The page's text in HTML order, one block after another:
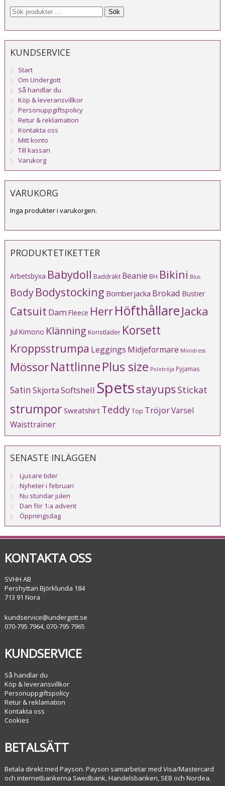
Sök
KUNDSERVICE
Start
Om Undergott
Så handlar du
Köp & leveransvillkor
Personuppgiftspolicy
Retur & reklamation
Kontakta oss
Mitt konto
Till kassan
Varukorg
VARUKORG
Inga produkter i varukorgen.
PRODUKTETIKETTER
Arbetsbyxa Babydoll Baddräkt Beanie BH Bikini Blus
BodyBodystocking Bomberjacka Brokad Bustier
Catsuit Dam Fleece HerrHöfthållare Jacka
Jul Kimono Klänning Konstläder Korsett
Kroppsstrumpa Leggings Midjeformare Minidress
MössorNattlinnePlus size Polotröja Pyjamas
SatinSkjortaSoftshell Spetsstayups Stickat
strumporSweatshirt TeddyTop TröjorVarsel
Waisttrainer
SENASTE INLÄGGEN
Ljusare tider
Nyheter i februari
Nu stundar julen
Dan för 1:a advent
Öppningsdag
KONTAKTA OSS
SVHH AB
Pershyttan Björklunda 184
713 91 Nora
kundservice@undergott.se
070-795 7964, 070-795 7965
KUNDSERVICE
Så handlar du
Köp & leveransvillkor
Personuppgiftspolicy
Retur & reklamation
Kontakta oss
Cookies
BETALSÄTT
Betala direkt med Payson. Payson samarbetar med Visa/Mastercard
och internetbankerna Swedbank, Handelsbanken, SEB och Nordea.